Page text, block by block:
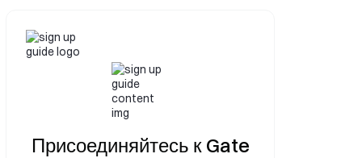
Присоединяйтесь к Gate